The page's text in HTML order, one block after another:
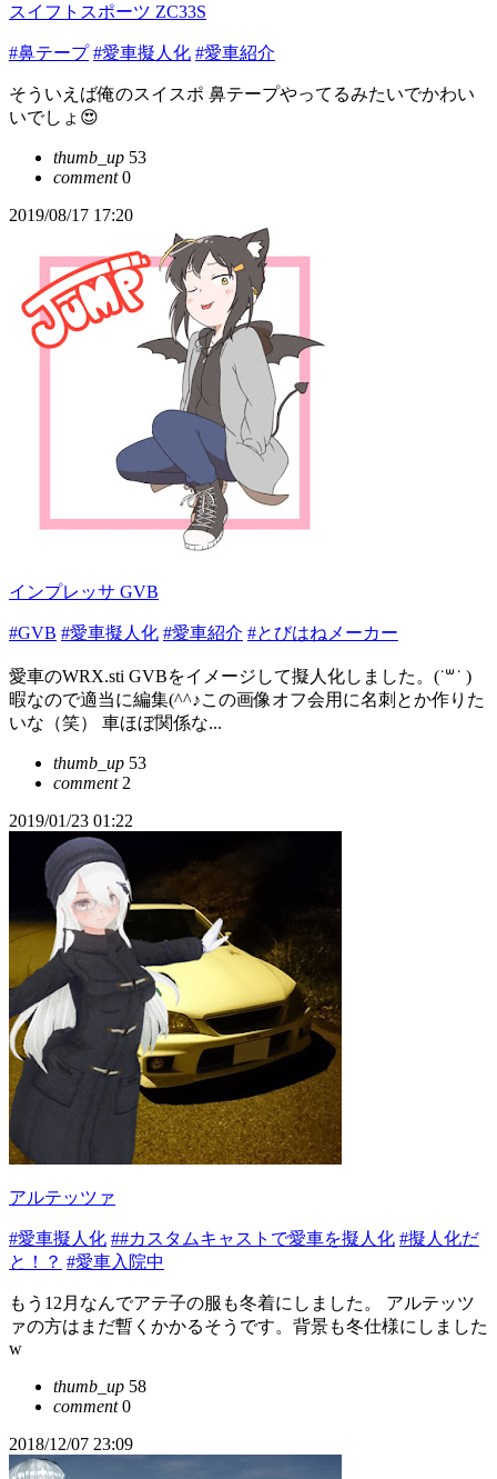
スイフトスポーツ ZC33S
#鼻テープ #愛車擬人化 #愛車紹介
そういえば俺のスイスポ 鼻テープやってるみたいでかわい
いでしょ😍
thumb_up 53
comment0
2019/08/17 17:20
インプレッサ GVB
#GVB #愛車擬人化 #愛車紹介 #とびはねメーカー
愛車のWRX.sti GVBをイメージして擬人化しました。(˙꒳​˙ )
暇なので適当に編集(^^♪この画像オフ会用に名刺とか作りた
いな（笑） 車ほぼ関係な...
thumb_up 53
comment2
2019/01/23 01:22
アルテッツァ
#愛車擬人化 ##カスタムキャストで愛車を擬人化 #擬人化だ
と！？ #愛車入院中
もう12月なんでアテ子の服も冬着にしました。 アルテッツ
ァの方はまだ暫くかかるそうです。背景も冬仕様にしました
w
thumb_up 58
comment0
2018/12/07 23:09